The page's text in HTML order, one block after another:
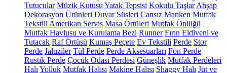
Tutucular Müzik Kutusu Yatak Tepsisi Kokulu Taşlar Ahşap
Dekorasyon Ürünleri Duvar Süsleri Cansız Manken Mutfak
Tekstili Amerikan Servis Masa Örtüleri Mutfak Önlüğü
Mutfak Havlusu ve Kurulama Bezi Runner Fırın Eldiveni ve
Tutacak Raf Örtüsü Kumaş Peçete Ev Tekstili Perde Stor
Perde Jaluziler Tül Perde Perde Aksesuarları Fon Perde
Rustik Perde Çocuk Odası Perdesi Güneşlik Mutfak Perdeleri
Halı Yolluk Mutfak Halısı Makine Halısı Shaggy Halı Jüt ve